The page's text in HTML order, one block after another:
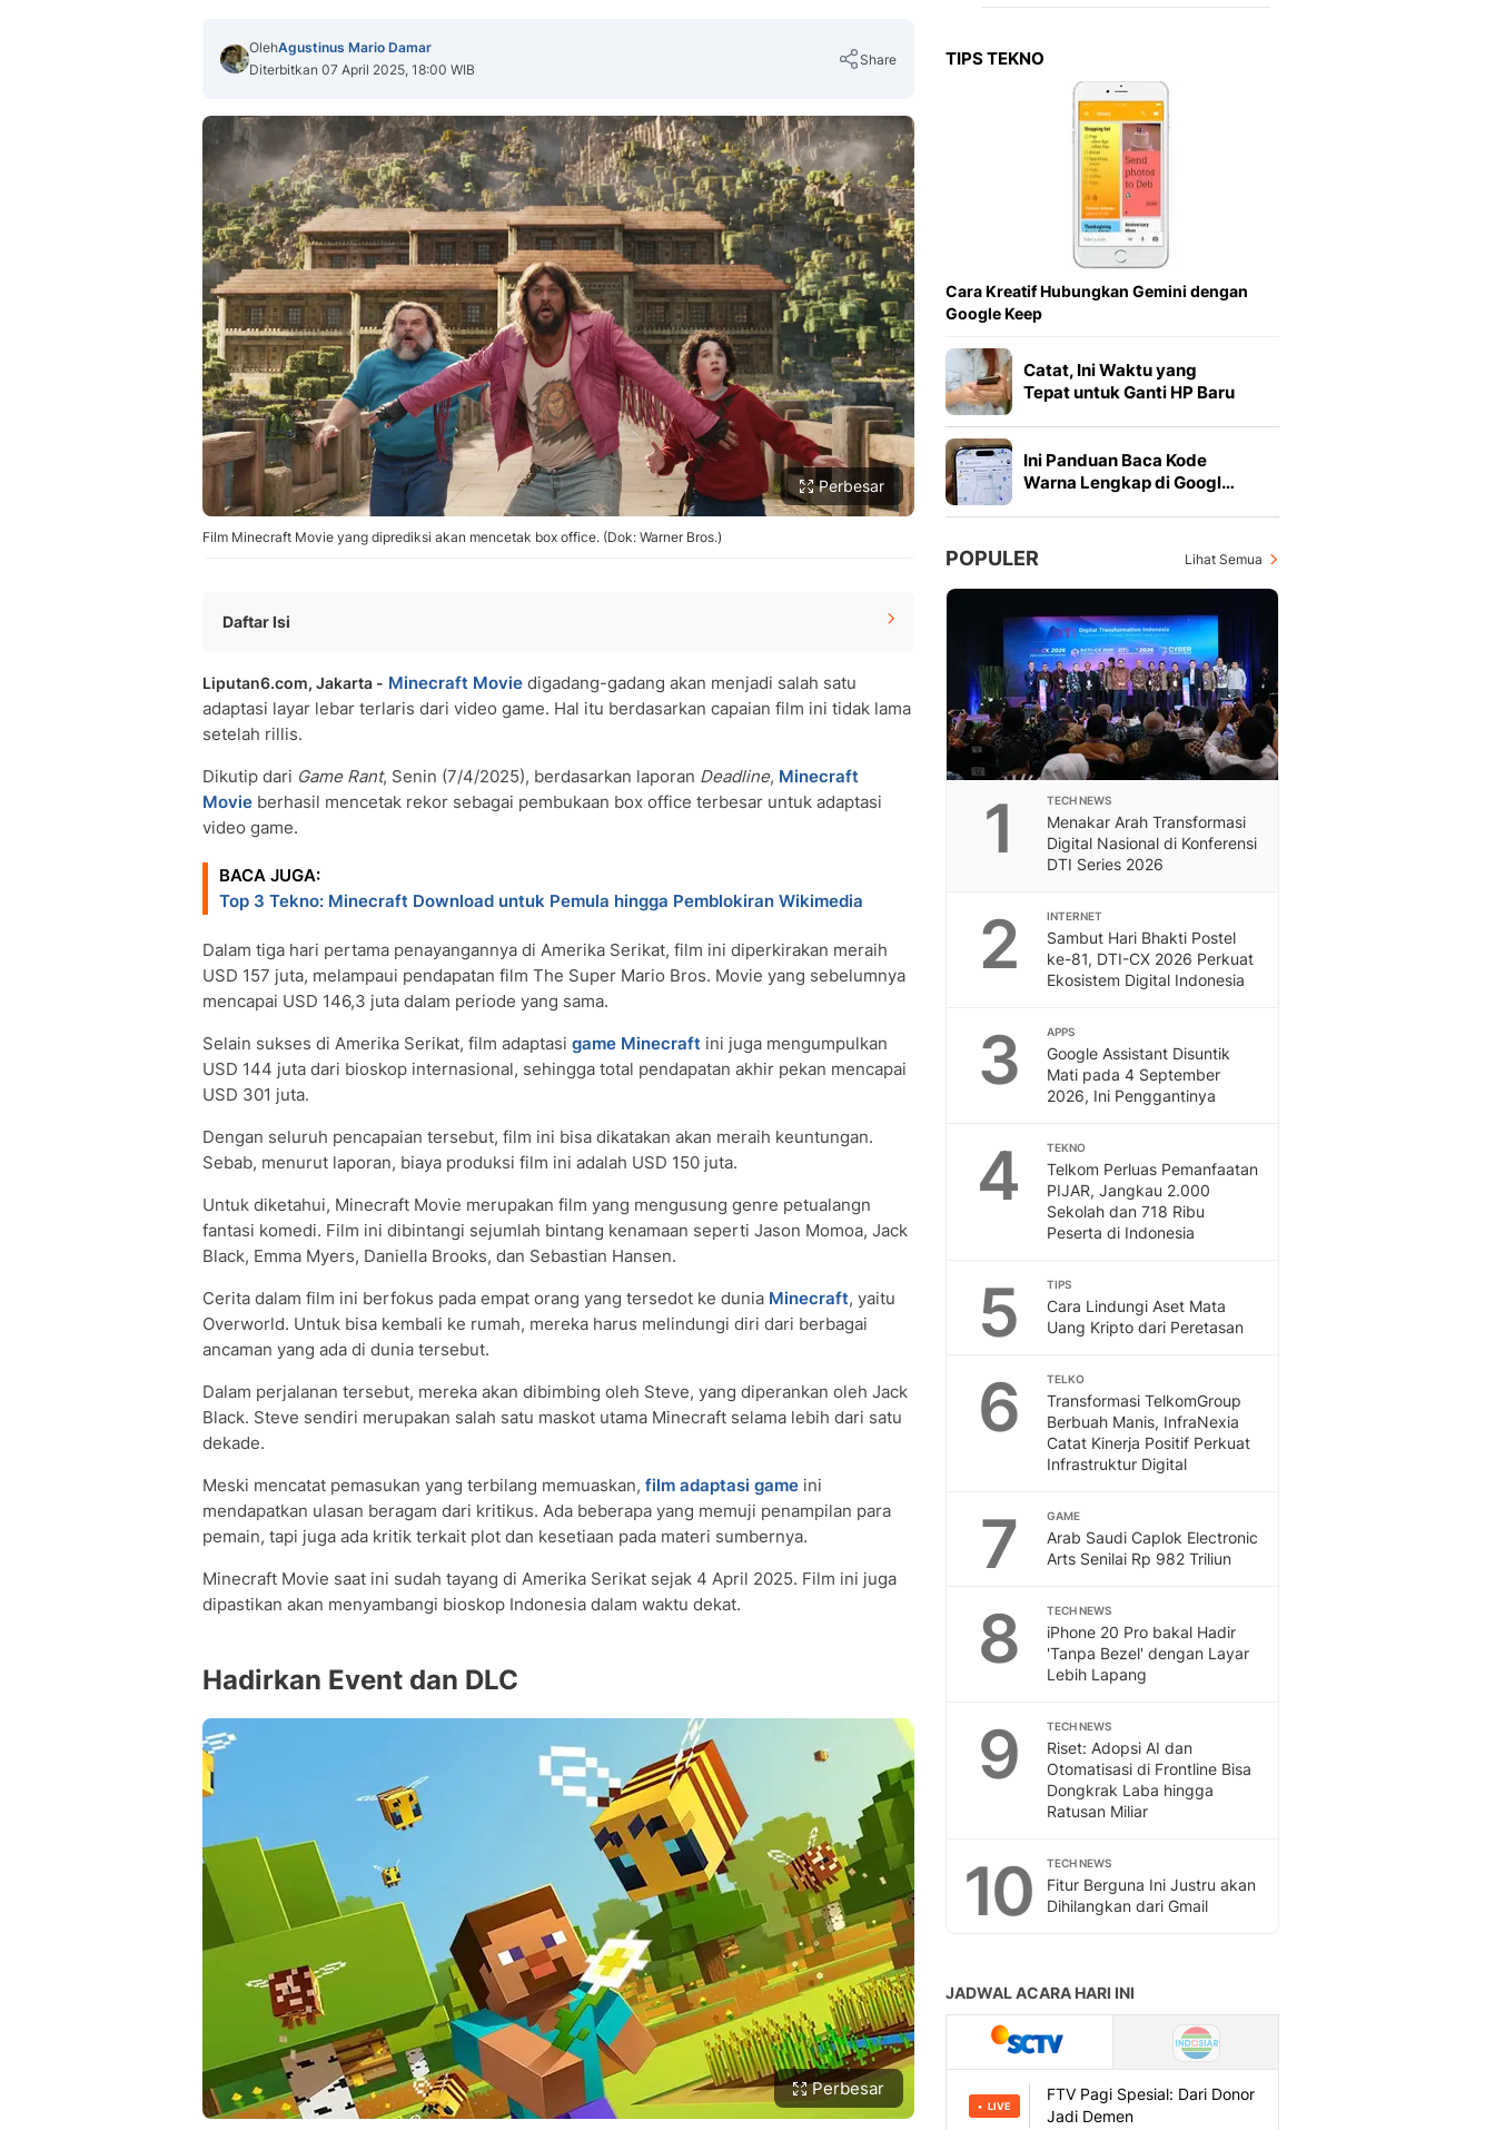
OlehAgustinus Mario Damar
Diterbitkan 07 April 2025, 18:00 WIB
Share
Copy Link
Perbesar
Film Minecraft Movie yang diprediksi akan mencetak box office. (Dok: Warner Bros.)
Daftar Isi
Rilis Skin Edisi Khusus
Liputan6.com, Jakarta - Minecraft Movie digadang-gadang akan menjadi salah satu
adaptasi layar lebar terlaris dari video game. Hal itu berdasarkan capaian film ini tidak lama
setelah rillis.
Dikutip dari Game Rant, Senin (7/4/2025), berdasarkan laporan Deadline, Minecraft
Movie berhasil mencetak rekor sebagai pembukaan box office terbesar untuk adaptasi
video game.
BACA JUGA:
Top 3 Tekno: Minecraft Download untuk Pemula hingga Pemblokiran Wikimedia
Dalam tiga hari pertama penayangannya di Amerika Serikat, film ini diperkirakan meraih
USD 157 juta, melampaui pendapatan film The Super Mario Bros. Movie yang sebelumnya
mencapai USD 146,3 juta dalam periode yang sama.
Selain sukses di Amerika Serikat, film adaptasi game Minecraft ini juga mengumpulkan
USD 144 juta dari bioskop internasional, sehingga total pendapatan akhir pekan mencapai
USD 301 juta.
Dengan seluruh pencapaian tersebut, film ini bisa dikatakan akan meraih keuntungan.
Sebab, menurut laporan, biaya produksi film ini adalah USD 150 juta.
Untuk diketahui, Minecraft Movie merupakan film yang mengusung genre petualangn
fantasi komedi. Film ini dibintangi sejumlah bintang kenamaan seperti Jason Momoa, Jack
Black, Emma Myers, Daniella Brooks, dan Sebastian Hansen.
Cerita dalam film ini berfokus pada empat orang yang tersedot ke dunia Minecraft, yaitu
Overworld. Untuk bisa kembali ke rumah, mereka harus melindungi diri dari berbagai
ancaman yang ada di dunia tersebut.
Dalam perjalanan tersebut, mereka akan dibimbing oleh Steve, yang diperankan oleh Jack
Black. Steve sendiri merupakan salah satu maskot utama Minecraft selama lebih dari satu
dekade.
Meski mencatat pemasukan yang terbilang memuaskan, film adaptasi game ini
mendapatkan ulasan beragam dari kritikus. Ada beberapa yang memuji penampilan para
pemain, tapi juga ada kritik terkait plot dan kesetiaan pada materi sumbernya.
Minecraft Movie saat ini sudah tayang di Amerika Serikat sejak 4 April 2025. Film ini juga
dipastikan akan menyambangi bioskop Indonesia dalam waktu dekat.
Hadirkan Event dan DLC
Perbesar
TIPS TEKNO
Cara Kreatif Hubungkan Gemini dengan
Google Keep
Catat, Ini Waktu yang
Tepat untuk Ganti HP Baru
Ini Panduan Baca Kode
Warna Lengkap di Googl…
POPULER Lihat Semua
1 TECH NEWS
Menakar Arah Transformasi
Digital Nasional di Konferensi
DTI Series 2026
2 INTERNET
Sambut Hari Bhakti Postel
ke-81, DTI-CX 2026 Perkuat
Ekosistem Digital Indonesia
3 APPS
Google Assistant Disuntik
Mati pada 4 September
2026, Ini Penggantinya
4 TEKNO
Telkom Perluas Pemanfaatan
PIJAR, Jangkau 2.000
Sekolah dan 718 Ribu
Peserta di Indonesia
5 TIPS
Cara Lindungi Aset Mata
Uang Kripto dari Peretasan
6 TELKO
Transformasi TelkomGroup
Berbuah Manis, InfraNexia
Catat Kinerja Positif Perkuat
Infrastruktur Digital
7 GAME
Arab Saudi Caplok Electronic
Arts Senilai Rp 982 Triliun
8 TECH NEWS
iPhone 20 Pro bakal Hadir
'Tanpa Bezel' dengan Layar
Lebih Lapang
9 TECH NEWS
Riset: Adopsi AI dan
Otomatisasi di Frontline Bisa
Dongkrak Laba hingga
Ratusan Miliar
10 TECH NEWS
Fitur Berguna Ini Justru akan
Dihilangkan dari Gmail